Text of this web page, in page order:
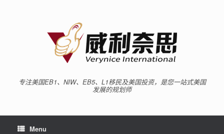
专注美国EB1、NIW、EB5、L1移民及美国投资，是您一站式美国
发展的规划师
Menu